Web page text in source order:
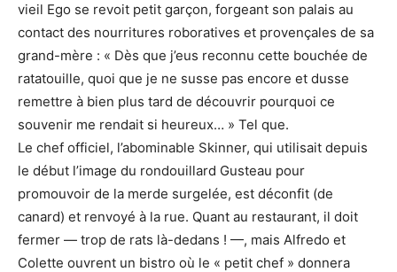
vieil Ego se revoit petit garçon, forgeant son palais au
contact des nourritures roboratives et provençales de sa
grand-mère : « Dès que j’eus reconnu cette bouchée de
ratatouille, quoi que je ne susse pas encore et dusse
remettre à bien plus tard de découvrir pourquoi ce
souvenir me rendait si heureux… » Tel que.
Le chef officiel, l’abominable Skinner, qui utilisait depuis
le début l’image du rondouillard Gusteau pour
promouvoir de la merde surgelée, est déconfit (de
canard) et renvoyé à la rue. Quant au restaurant, il doit
fermer — trop de rats là-dedans ! —, mais Alfredo et
Colette ouvrent un bistro où le « petit chef » donnera